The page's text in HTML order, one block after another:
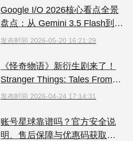
Google I/O 2026核心看点全景
盘点：从 Gemini 3.5 Flash到全
新AI智能体生态
发布时间 2026-05-20 16:21:29
《怪奇物语》新衍生剧来了！
Stranger Things: Tales From
'85 好看吗？附奈飞拼车低价观
发布时间 2026-04-24 17:14:31
账号星球靠谱吗？官方安全说
明、售后保障与优惠码获取指